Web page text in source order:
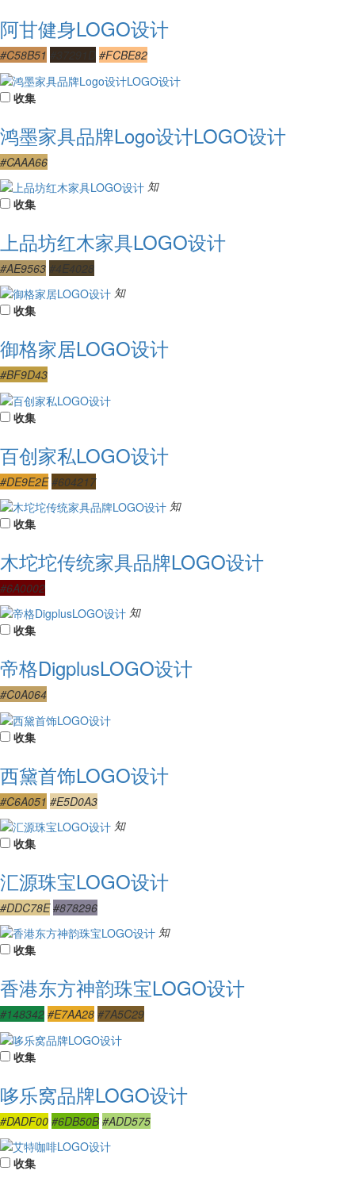
阿甘健身LOGO设计
#C58B51 #FCBE82
收集
鸿墨家具品牌Logo设计LOGO设计
#CAAA66
知
收集
上品坊红木家具LOGO设计
#AE9563 #4E4028
知
收集
御格家居LOGO设计
#BF9D43
收集
百创家私LOGO设计
#DE9E2E #604217
知
收集
木坨坨传统家具品牌LOGO设计
#6A0002
知
收集
帝格DigplusLOGO设计
#C0A064
收集
西黛首饰LOGO设计
#C6A051 #E5D0A3
知
收集
汇源珠宝LOGO设计
#DDC78E #878296
知
收集
香港东方神韵珠宝LOGO设计
#148342 #E7AA28 #7A5C29
收集
哆乐窝品牌LOGO设计
#DADF00 #6DB50B #ADD575
收集